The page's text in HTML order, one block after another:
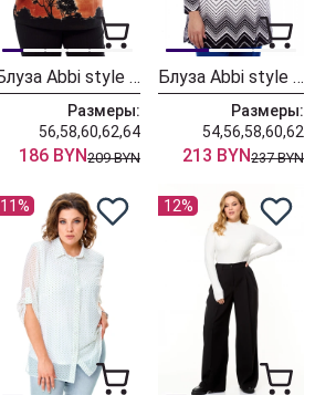
Блуза Abbi style 4051 бежево-коричневый
Размеры:
56,58,60,62,64
186 BYN209 BYN
Блуза Abbi style 4046 бело-черный
Размеры:
54,56,58,60,62
213 BYN237 BYN
11% 12%